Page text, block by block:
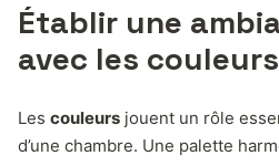
Établir une
avec les couleurs
Les couleurs jouent un rôle
d’une chambre. Une palette